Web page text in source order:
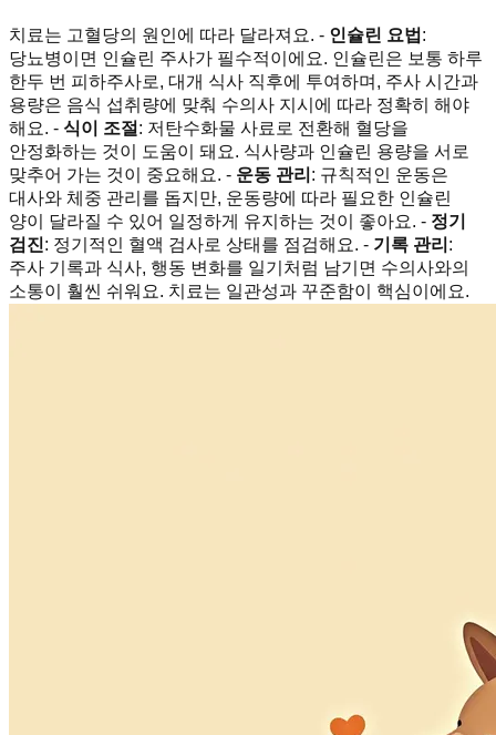
치료는 고혈당의 원인에 따라 달라져요. - 인슐린 요법 :
당뇨병이면 인슐린 주사가 필수적이에요. 인슐린은 보통 하루
한두 번 피하주사로, 대개 식사 직후에 투여하며, 주사 시간과
용량은 음식 섭취량에 맞춰 수의사 지시에 따라 정확히 해야
해요. - 식이 조절 : 저탄수화물 사료로 전환해 혈당을
안정화하는 것이 도움이 돼요. 식사량과 인슐린 용량을 서로
맞추어 가는 것이 중요해요. - 운동 관리 : 규칙적인 운동은
대사와 체중 관리를 돕지만, 운동량에 따라 필요한 인슐린
양이 달라질 수 있어 일정하게 유지하는 것이 좋아요. - 정기
검진: 정기적인 혈액 검사로 상태를 점검해요. - 기록 관리 :
주사 기록과 식사, 행동 변화를 일기처럼 남기면 수의사와의
소통이 훨씬 쉬워요. 치료는 일관성과 꾸준함이 핵심이에요.